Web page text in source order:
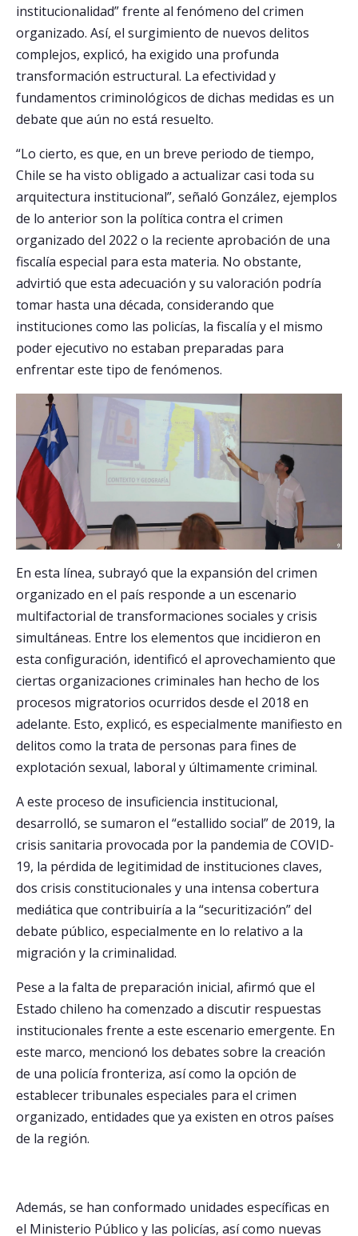
institucionalidad” frente al fenómeno del crimen
organizado. Así, el surgimiento de nuevos delitos
complejos, explicó, ha exigido una profunda
transformación estructural. La efectividad y
fundamentos criminológicos de dichas medidas es un
debate que aún no está resuelto.
“Lo cierto, es que, en un breve periodo de tiempo,
Chile se ha visto obligado a actualizar casi toda su
arquitectura institucional”, señaló González, ejemplos
de lo anterior son la política contra el crimen
organizado del 2022 o la reciente aprobación de una
fiscalía especial para esta materia. No obstante,
advirtió que esta adecuación y su valoración podría
tomar hasta una década, considerando que
instituciones como las policías, la fiscalía y el mismo
poder ejecutivo no estaban preparadas para
enfrentar este tipo de fenómenos.
En esta línea, subrayó que la expansión del crimen
organizado en el país responde a un escenario
multifactorial de transformaciones sociales y crisis
simultáneas. Entre los elementos que incidieron en
esta configuración, identificó el aprovechamiento que
ciertas organizaciones criminales han hecho de los
procesos migratorios ocurridos desde el 2018 en
adelante. Esto, explicó, es especialmente manifiesto en
delitos como la trata de personas para fines de
explotación sexual, laboral y últimamente criminal.
A este proceso de insuficiencia institucional,
desarrolló, se sumaron el “estallido social” de 2019, la
crisis sanitaria provocada por la pandemia de COVID-
19, la pérdida de legitimidad de instituciones claves,
dos crisis constitucionales y una intensa cobertura
mediática que contribuiría a la “securitización” del
debate público, especialmente en lo relativo a la
migración y la criminalidad.
Pese a la falta de preparación inicial, afirmó que el
Estado chileno ha comenzado a discutir respuestas
institucionales frente a este escenario emergente. En
este marco, mencionó los debates sobre la creación
de una policía fronteriza, así como la opción de
establecer tribunales especiales para el crimen
organizado, entidades que ya existen en otros países
de la región.
Además, se han conformado unidades específicas en
el Ministerio Público y las policías, así como nuevas